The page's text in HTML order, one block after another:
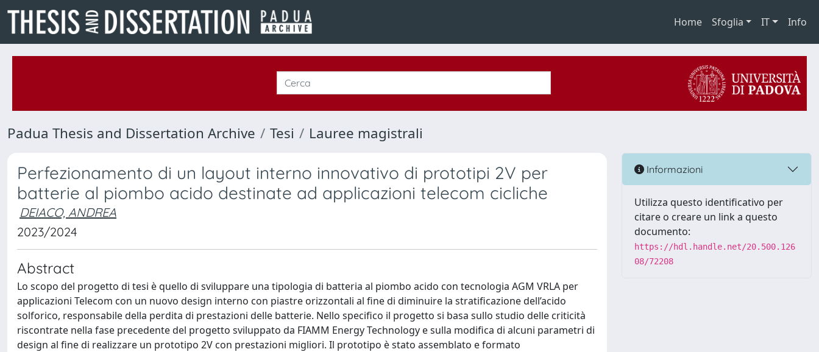
Home Sfoglia IT Info
Padua Thesis and Dissertation Archive Tesi Lauree magistrali
Perfezionamento di un layout interno innovativo di prototipi 2V per
batterie al piombo acido destinate ad applicazioni telecom cicliche
DEIACO, ANDREA
2023/2024
Abstract
Lo scopo del progetto di tesi è quello di sviluppare una tipologia di batteria al piombo acido con tecnologia AGM VRLA per
applicazioni Telecom con un nuovo design interno con piastre orizzontali al fine di diminuire la stratificazione dell’acido
solforico, responsabile della perdita di prestazioni delle batterie. Nello specifico il progetto si basa sullo studio delle criticità
riscontrate nella fase precedente del progetto sviluppato da FIAMM Energy Technology e sulla modifica di alcuni parametri di
design al fine di realizzare un prototipo 2V con prestazioni migliori. Il prototipo è stato assemblato e formato
Informazioni
Utilizza questo identificativo per
citare o creare un link a questo
documento:
https://hdl.handle.net/20.500.126
08/72208